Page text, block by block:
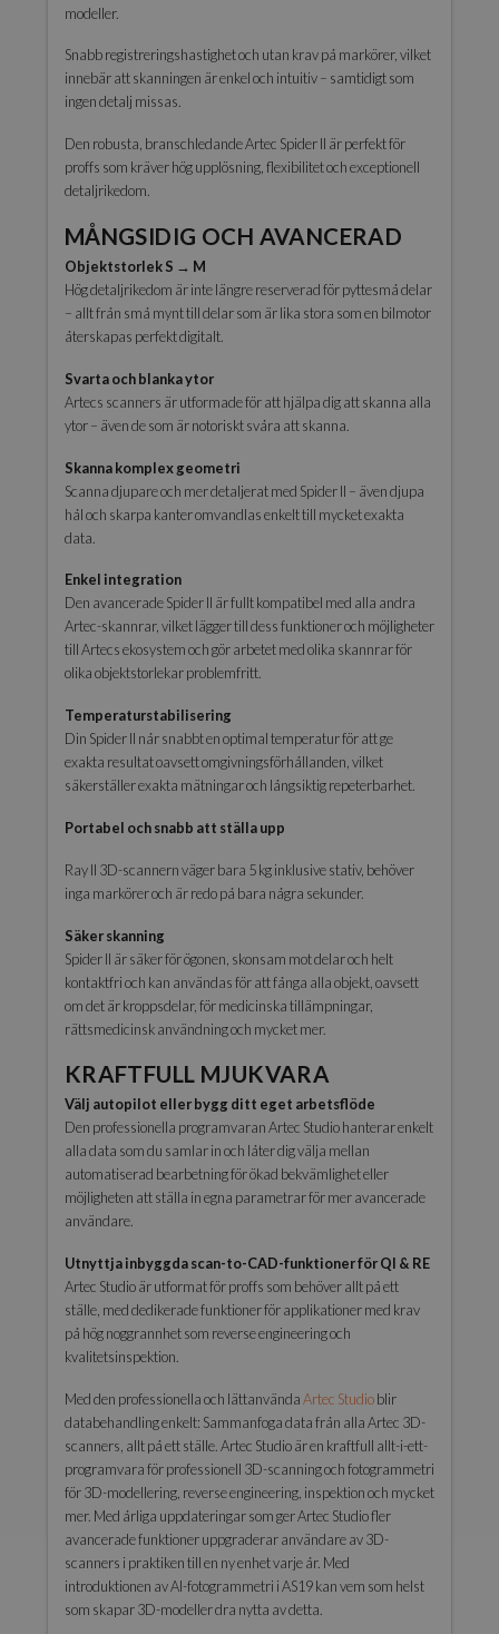
modeller.
Snabb registreringshastighet och utan krav på markörer, vilket
innebär att skanningen är enkel och intuitiv – samtidigt som
ingen detalj missas.
Den robusta, branschledande Artec Spider II är perfekt för
proffs som kräver hög upplösning, flexibilitet och exceptionell
detaljrikedom.
MÅNGSIDIG OCH AVANCERAD
Objektstorlek S → M
Hög detaljrikedom är inte längre reserverad för pyttesmå delar
– allt från små mynt till delar som är lika stora som en bilmotor
återskapas perfekt digitalt.
Svarta och blanka ytor
Artecs scanners är utformade för att hjälpa dig att skanna alla
ytor – även de som är notoriskt svåra att skanna.
Skanna komplex geometri
Scanna djupare och mer detaljerat med Spider II – även djupa
hål och skarpa kanter omvandlas enkelt till mycket exakta
data.
Enkel integration
Den avancerade Spider II är fullt kompatibel med alla andra
Artec-skannrar, vilket lägger till dess funktioner och möjligheter
till Artecs ekosystem och gör arbetet med olika skannrar för
olika objektstorlekar problemfritt.
Temperaturstabilisering
Din Spider II når snabbt en optimal temperatur för att ge
exakta resultat oavsett omgivningsförhållanden, vilket
säkerställer exakta mätningar och långsiktig repeterbarhet.
Portabel och snabb att ställa upp
Ray II 3D-scannern väger bara 5 kg inklusive stativ, behöver
inga markörer och är redo på bara några sekunder.
Säker skanning
Spider II är säker för ögonen, skonsam mot delar och helt
kontaktfri och kan användas för att fånga alla objekt, oavsett
om det är kroppsdelar, för medicinska tillämpningar,
rättsmedicinsk användning och mycket mer.
KRAFTFULL MJUKVARA
Välj autopilot eller bygg ditt eget arbetsflöde
Den professionella programvaran Artec Studio hanterar enkelt
alla data som du samlar in och låter dig välja mellan
automatiserad bearbetning för ökad bekvämlighet eller
möjligheten att ställa in egna parametrar för mer avancerade
användare.
Utnyttja inbyggda scan-to-CAD-funktioner för QI & RE
Artec Studio är utformat för proffs som behöver allt på ett
ställe, med dedikerade funktioner för applikationer med krav
på hög noggrannhet som reverse engineering och
kvalitetsinspektion.
Med den professionella och lättanvändaArtec Studioblir
databehandling enkelt: Sammanfoga data från alla Artec 3D-
scanners, allt på ett ställe. Artec Studio är en kraftfull allt-i-ett-
programvara för professionell 3D-scanning och fotogrammetri
för 3D-modellering, reverse engineering, inspektion och mycket
mer. Med årliga uppdateringar som ger Artec Studio fler
avancerade funktioner uppgraderar användare av 3D-
scanners i praktiken till en ny enhet varje år. Med
introduktionen av AI-fotogrammetri i AS19 kan vem som helst
som skapar 3D-modeller dra nytta av detta.